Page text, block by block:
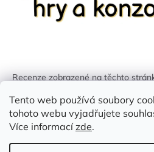
Tento web používá soubory
tohoto webu vyjadřujete
Více informacízde.
Recenze zobrazené na těchto
identifikován.